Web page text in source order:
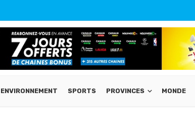
ENVIRONNEMENT SPORTS PROVINCES MONDE